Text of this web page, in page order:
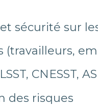
sécurité sur
(travailleurs,
CNESST,
des risques